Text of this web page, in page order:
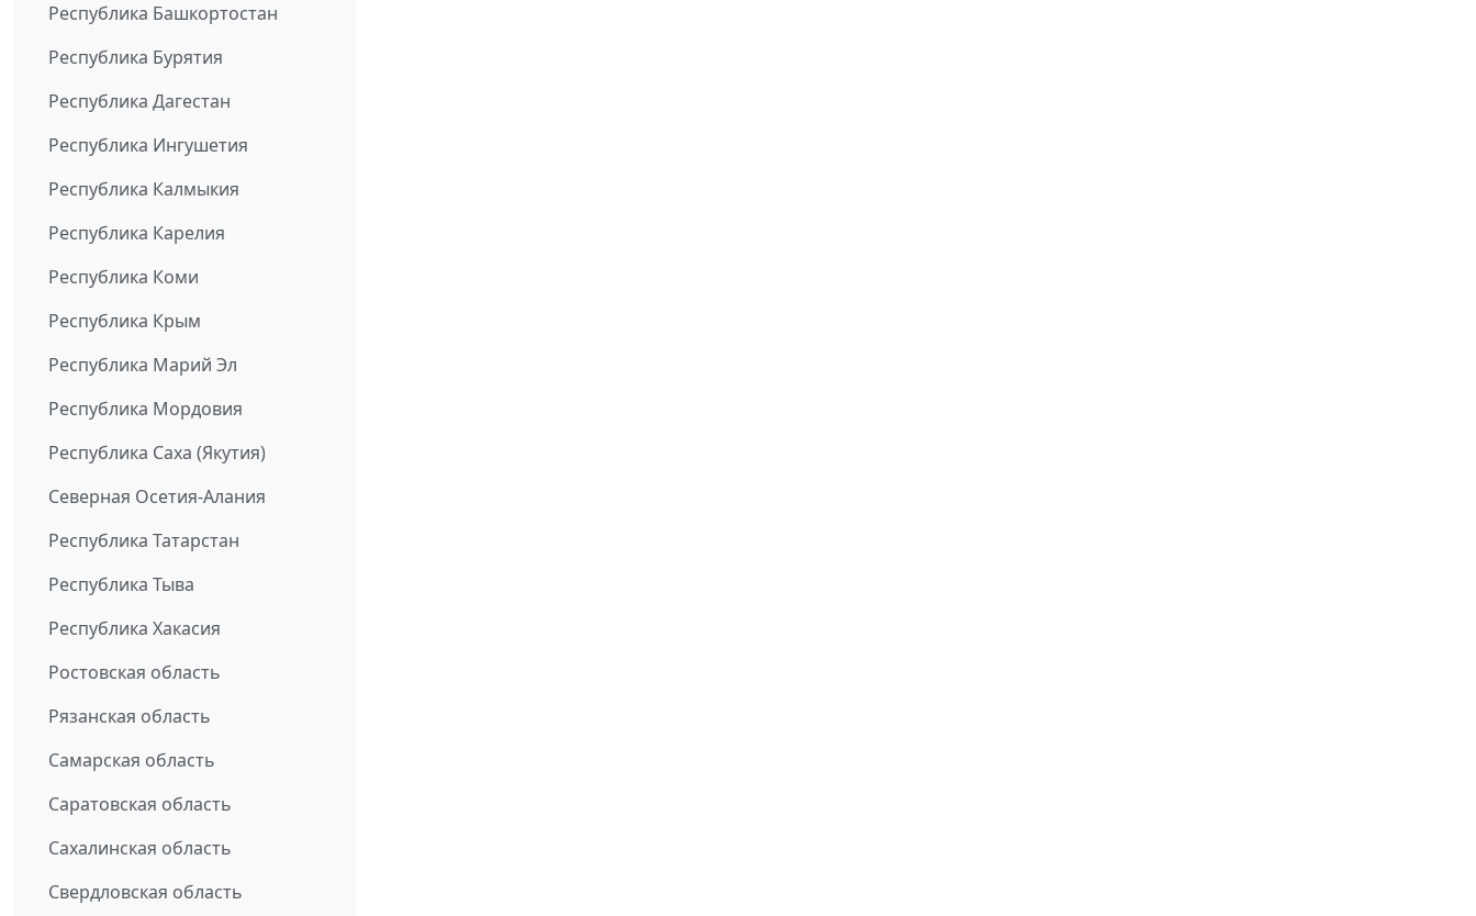
Республика Башкортостан
Республика Бурятия
Республика Дагестан
Республика Ингушетия
Республика Калмыкия
Республика Карелия
Республика Коми
Республика Крым
Республика Марий Эл
Республика Мордовия
Республика Саха (Якутия)
Северная Осетия-Алания
Республика Татарстан
Республика Тыва
Республика Хакасия
Ростовская область
Рязанская область
Самарская область
Саратовская область
Сахалинская область
Свердловская область